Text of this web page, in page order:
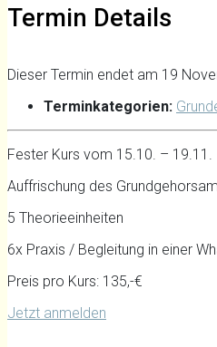
Termin Details
Dieser Termin endet am 19
Terminkategorien:
Fester Kurs vom 15.10. – 19.11.
Auffrischung des
5 Theorieeinheiten
6x Praxis / Begleitung in einer
Preis pro Kurs: 135,-€
Jetzt anmelden